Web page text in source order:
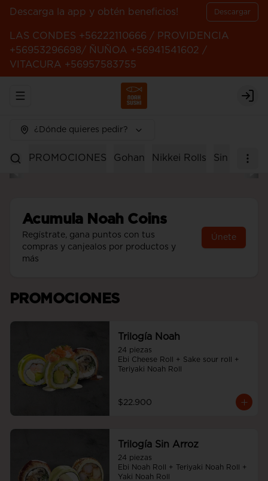
Descarga la app y obtén beneficios! Descargar
LAS CONDES +56222110666 / PROVIDENCIA
+56953296698/ ÑUÑOA +56941541602 /
VITACURA +56957583755
Abrir menu de navegación
¿Dónde quieres pedir?
PROMOCIONES Gohan Nikkei Rolls Sin Arroz
Acumula Noah Coins
Regístrate, gana puntos con tus
compras y canjealos por productos y
más
Únete
PROMOCIONES
Trilogía Noah
24 piezas
Ebi Cheese Roll + Sake sour roll +
Teriyaki Noah Roll
$22.900
Trilogía Sin Arroz
24 piezas
Ebi Noah Roll + Teriyaki Noah Roll +
Yaki Noah Roll